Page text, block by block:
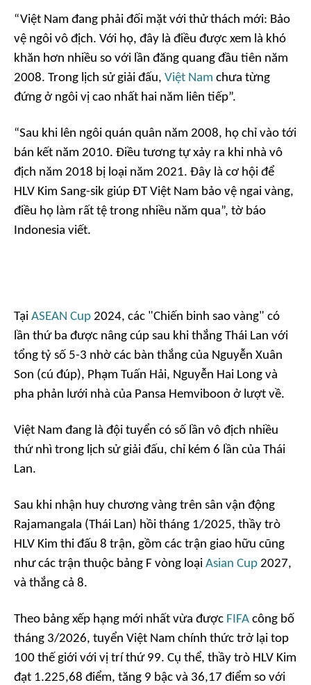
“Việt Nam đang phải đối mặt với thử thách mới: Bảo
vệ ngôi vô địch. Với họ, đây là điều được xem là khó
khăn hơn nhiều so với lần đăng quang đầu tiên năm
2008. Trong lịch sử giải đấu, Việt Nam chưa từng
đứng ở ngôi vị cao nhất hai năm liên tiếp”.
“Sau khi lên ngôi quán quân năm 2008, họ chỉ vào tới
bán kết năm 2010. Điều tương tự xảy ra khi nhà vô
địch năm 2018 bị loại năm 2021. Đây là cơ hội để
HLV Kim Sang-sik giúp ĐT Việt Nam bảo vệ ngai vàng,
điều họ làm rất tệ trong nhiều năm qua”, tờ báo
Indonesia viết.
Tại ASEAN Cup 2024, các "Chiến binh sao vàng" có
lần thứ ba được nâng cúp sau khi thắng Thái Lan với
tổng tỷ số 5-3 nhờ các bàn thắng của Nguyễn Xuân
Son (cú đúp), Phạm Tuấn Hải, Nguyễn Hai Long và
pha phản lưới nhà của Pansa Hemviboon ở lượt về.
Việt Nam đang là đội tuyển có số lần vô địch nhiều
thứ nhì trong lịch sử giải đấu, chỉ kém 6 lần của Thái
Lan.
Sau khi nhận huy chương vàng trên sân vận động
Rajamangala (Thái Lan) hồi tháng 1/2025, thầy trò
HLV Kim thi đấu 8 trận, gồm các trận giao hữu cũng
như các trận thuộc bảng F vòng loại Asian Cup 2027,
và thắng cả 8.
Theo bảng xếp hạng mới nhất vừa được FIFA công bố
tháng 3/2026, tuyển Việt Nam chính thức trở lại top
100 thế giới với vị trí thứ 99. Cụ thể, thầy trò HLV Kim
đạt 1.225,68 điểm, tăng 9 bậc và 36,17 điểm so với